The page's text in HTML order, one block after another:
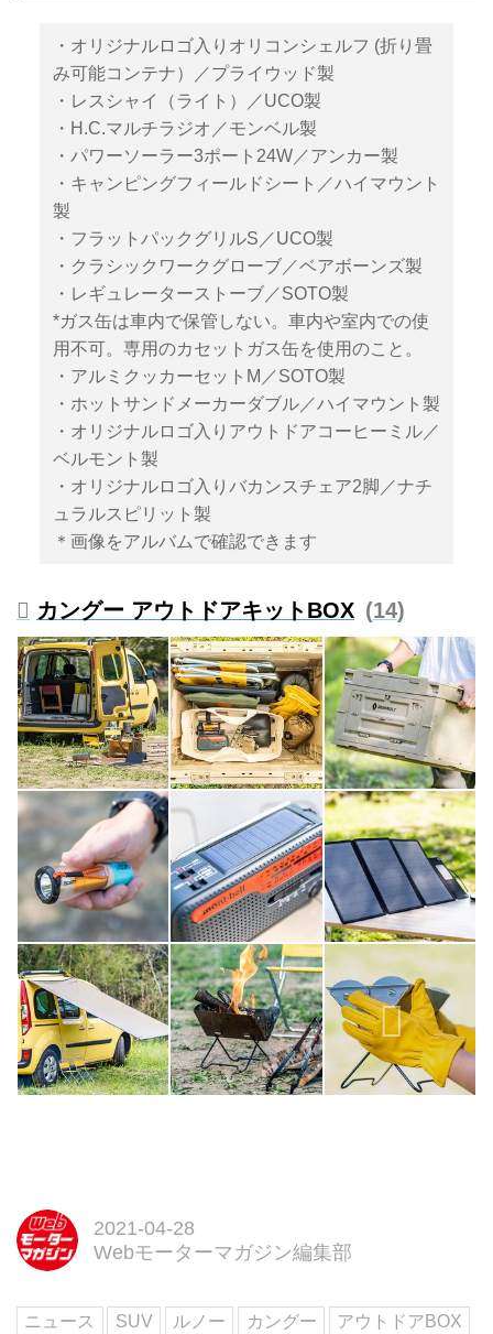
・オリジナルロゴ入りオリコンシェルフ (折り畳
み可能コンテナ）／プライウッド製
・レスシャイ（ライト）／UCO製
・H.C.マルチラジオ／モンベル製
・パワーソーラー3ポート24W／アンカー製
・キャンピングフィールドシート／ハイマウント
製
・フラットパックグリルS／UCO製
・クラシックワークグローブ／ベアボーンズ製
・レギュレーターストーブ／SOTO製
*ガス缶は車内で保管しない。車内や室内での使
用不可。専用のカセットガス缶を使用のこと。
・アルミクッカーセットM／SOTO製
・ホットサンドメーカーダブル／ハイマウント製
・オリジナルロゴ入りアウトドアコーヒーミル／
ベルモント製
・オリジナルロゴ入りバカンスチェア2脚／ナチ
ュラルスピリット製
＊画像をアルバムで確認できます
カングー アウトドアキットBOX 14
2021-04-28
Webモーターマガジン編集部
ニュース SUV ルノー カングー アウトドアBOX